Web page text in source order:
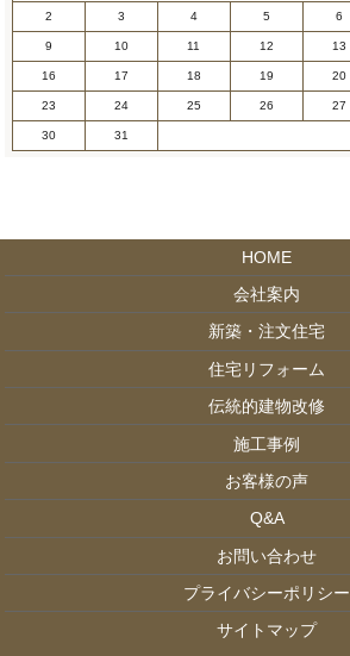
2 3 4 5 6
9 10 11 12 13
16 17 18 19 20
23 24 25 26 27
30 31
HOME
会社案内
新築・注文住宅
住宅リフォーム
伝統的建物改修
施工事例
お客様の声
Q&A
お問い合わせ
プライバシーポリシー
サイトマップ